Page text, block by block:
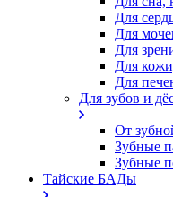
Для
Для
Для
Для
Для
Для зубов и
От
Зубные
Зубные
Тайские БАДы